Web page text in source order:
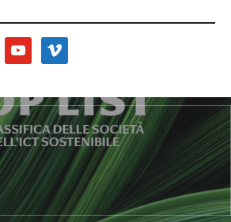
youtube vimeo